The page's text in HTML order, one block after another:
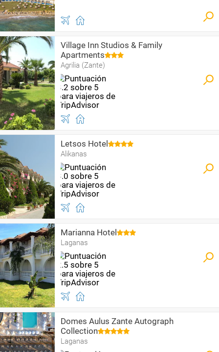
Village Inn Studios & Family
Apartments
Agrilia (Zante)
Letsos Hotel
Alikanas
Marianna Hotel
Laganas
Domes Aulus Zante Autograph
Collection
Laganas